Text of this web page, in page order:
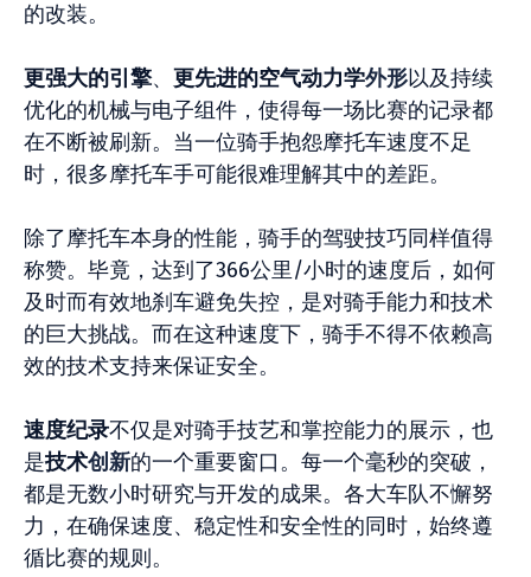
的改装。
更强大的引擎、 更先进的空气动力学外形以及持续
优化的机械与电子组件，使得每一场比赛的记录都
在不断被刷新。当一位骑手抱怨摩托车速度不足
时，很多摩托车手可能很难理解其中的差距。
除了摩托车本身的性能，骑手的驾驶技巧同样值得
称赞。毕竟，达到了366公里/小时的速度后，如何
及时而有效地刹车避免失控，是对骑手能力和技术
的巨大挑战。而在这种速度下，骑手不得不依赖高
效的技术支持来保证安全。
速度纪录不仅是对骑手技艺和掌控能力的展示，也
是技术创新的一个重要窗口。每一个毫秒的突破，
都是无数小时研究与开发的成果。各大车队不懈努
力，在确保速度、稳定性和安全性的同时，始终遵
循比赛的规则。